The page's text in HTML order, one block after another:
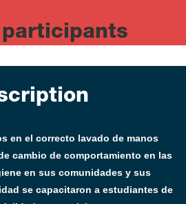
en el correcto lavado de manos
cambio de comportamiento en las
en sus comunidades y sus
se capacitaron a estudiantes de